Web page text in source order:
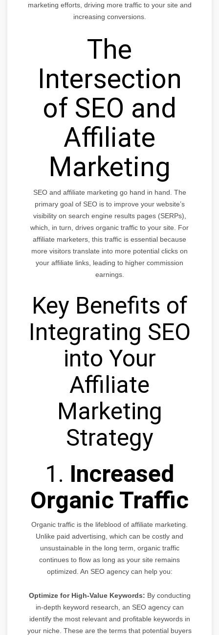
marketing efforts, driving more traffic to your site and
increasing conversions.
The
Intersection
of SEO and
Affiliate
Marketing
SEO and affiliate marketing go hand in hand. The
primary goal of SEO is to improve your website’s
visibility on search engine results pages (SERPs),
which, in turn, drives organic traffic to your site. For
affiliate marketers, this traffic is essential because
more visitors translate into more potential clicks on
your affiliate links, leading to higher commission
earnings.
Key Benefits of
Integrating SEO
into Your
Affiliate
Marketing
Strategy
1. Increased
Organic Traffic
Organic traffic is the lifeblood of affiliate marketing.
Unlike paid advertising, which can be costly and
unsustainable in the long term, organic traffic
continues to flow as long as your site remains
optimized. An SEO agency can help you:
Optimize for High-Value Keywords: By conducting
in-depth keyword research, an SEO agency can
identify the most relevant and profitable keywords in
your niche. These are the terms that potential buyers